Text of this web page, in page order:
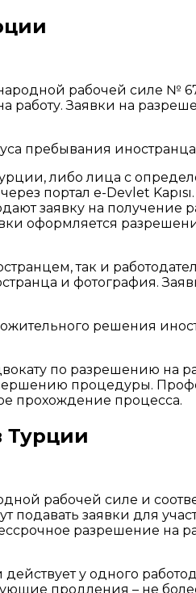
рабочей силе №
Заявки на
пребывания иностранца
либо лица с
портал e-Devlet Kapısı.
заявку на получение
оформляется
так и
и фотография.
решения
по разрешению на
процедуры.
прохождение процесса.
Турции
рабочей силе и
заявки для
разрешение на
у одного
продления – не